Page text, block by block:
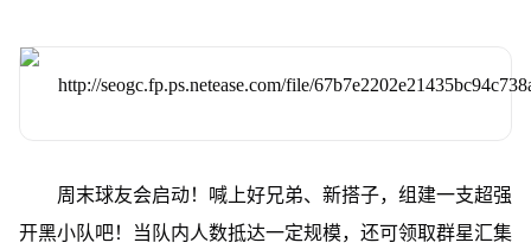
周末球友会启动！喊上好兄弟、新搭子，组建一支超强
开黑小队吧！当队内人数抵达一定规模，还可领取群星汇集